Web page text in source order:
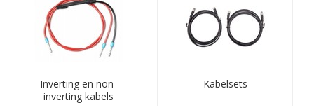
en solar controllers biedt deze categorie uiteenlopende
displays en bedienpanelen. Ze tonen systeemstatus,
instellingen en alarmmeldingen, en ondersteunen
nauwkeurige bijsturing.
Dongles: WIFI, Bluetooth, 3G, 4G, 5G
Internet- en smart-dongles vormen een compacte maar
Inverting en non-
inverting kabels
Kabelsets